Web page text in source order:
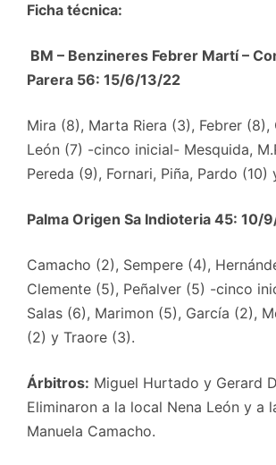
Ficha técnica:
BM – Benzineres Febrer Martí –
Parera 56: 15/6/13/22
Mira (8), Marta Riera (3), Febrer (8),
León (7) -cinco inicial- Mesquida,
Pereda (9), Fornari, Piña, Pardo (10)
Palma Origen Sa Indioteria 45: 10/
Camacho (2), Sempere (4),
Clemente (5), Peñalver (5) -cinco
Salas (6), Marimon (5), García (2),
(2) y Traore (3).
Árbitros: Miguel Hurtado y Gerard
Eliminaron a la local Nena León y a
Manuela Camacho.